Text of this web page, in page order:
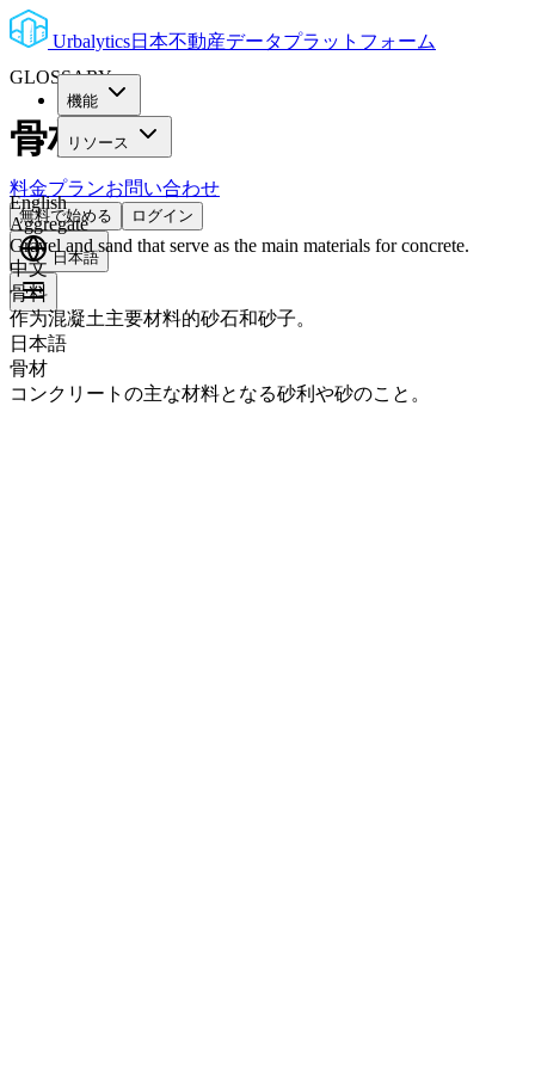
Urbalytics日本不動産データプラットフォーム
機能
リソース
料金プランお問い合わせ
無料で始める ログイン
日本語
GLOSSARY
骨材
English
Aggregate
Gravel and sand that serve as the main materials for concrete.
中文
骨料
作为混凝土主要材料的砂石和砂子。
日本語
骨材
コンクリートの主な材料となる砂利や砂のこと。